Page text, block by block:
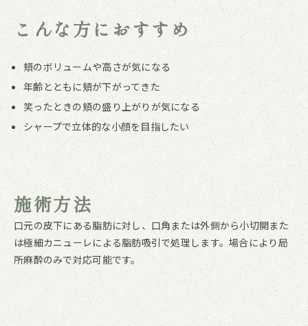
こんな方におすすめ
頬のボリュームや高さが気になる
年齢とともに頬が下がってきた
笑ったときの頬の盛り上がりが気になる
シャープで立体的な小顔を目指したい
施術方法
口元の皮下にある脂肪に対し、口角または外側から小切開また
は極細カニューレによる脂肪吸引で処理します。場合により局
所麻酔のみで対応可能です。